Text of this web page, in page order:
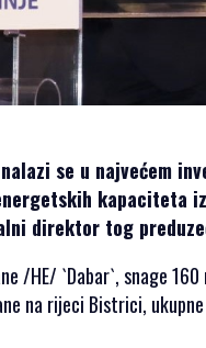
se u najvećem
kapaciteta
direktor tog
/HE/ `Dabar`, snage
na rijeci Bistrici,